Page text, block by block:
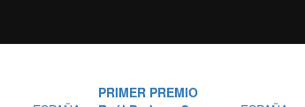
PRIMER PREMIO